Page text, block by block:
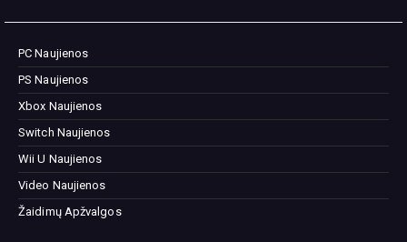
PC Naujienos
PS Naujienos
Xbox Naujienos
Switch Naujienos
Wii U Naujienos
Video Naujienos
Žaidimų Apžvalgos